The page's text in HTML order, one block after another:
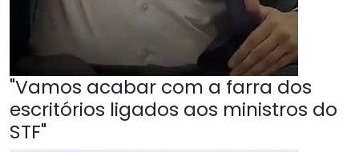
"Vamos acabar com a farra dos
escritórios ligados aos ministros do
STF"